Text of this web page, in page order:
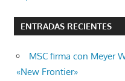
ENTRADAS RECIENTES
MSC firma con Meyer
«New Frontier»